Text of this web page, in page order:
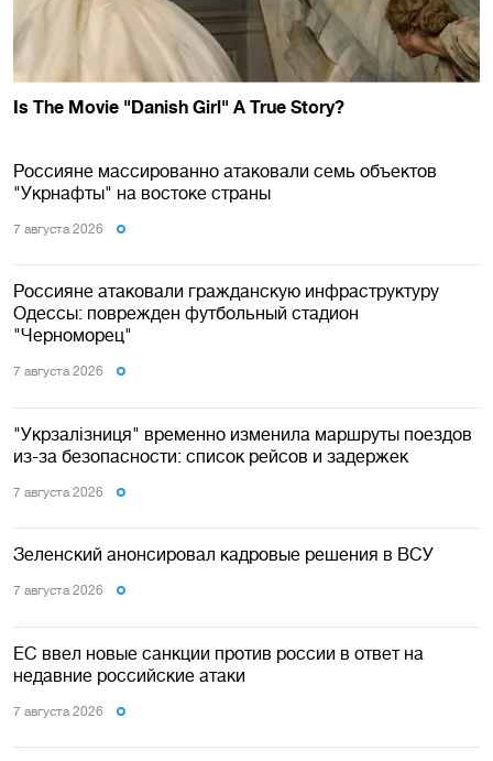
Россияне массированно атаковали семь объектов
"Укрнафты" на востоке страны
7 августа 2026
Россияне атаковали гражданскую инфраструктуру
Одессы: поврежден футбольный стадион
"Черноморец"
7 августа 2026
"Укрзалізниця" временно изменила маршруты поездов
из-за безопасности: список рейсов и задержек
7 августа 2026
Зеленский анонсировал кадровые решения в ВСУ
7 августа 2026
ЕС ввел новые санкции против россии в ответ на
недавние российские атаки
7 августа 2026